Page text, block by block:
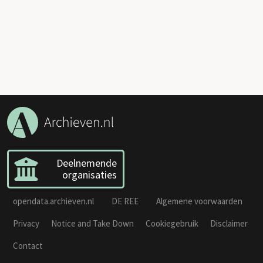
Deelnemende
organisaties
opendata.archieven.nl DE REE
Algemene voorwaarden
Privacy
Notice and Take Down Cookiegebruik
Disclaimer
Contact